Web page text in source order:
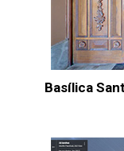
Basílica